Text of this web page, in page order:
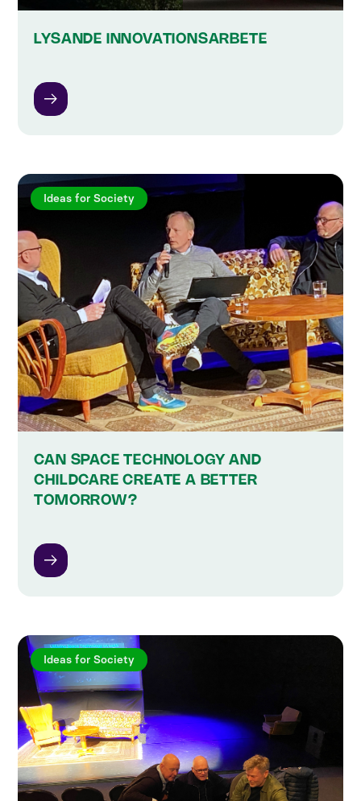
LYSANDE INNOVATIONSARBETE
Ideas for Society
CAN SPACE TECHNOLOGY AND
CHILDCARE CREATE A BETTER
TOMORROW?
Ideas for Society